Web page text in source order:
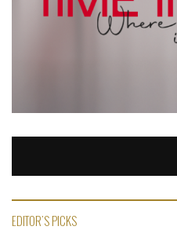
EDITOR'S PICKS